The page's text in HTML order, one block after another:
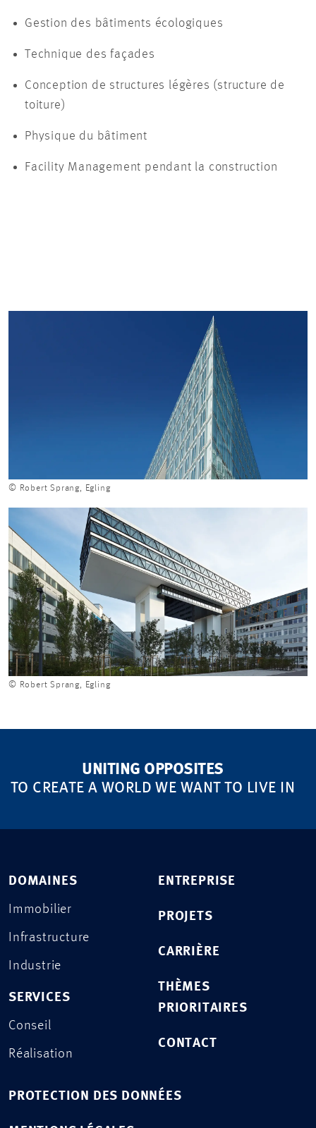
Gestion des bâtiments écologiques
Technique des façades
Conception de structures légères (structure de
toiture)
Physique du bâtiment
Facility Management pendant la construction
© Robert Sprang, Egling
© Robert Sprang, Egling
UNITING OPPOSITES
TO CREATE A WORLD WE WANT TO LIVE IN
DOMAINES
Immobilier
Infrastructure
Industrie
SERVICES
Conseil
Réalisation
ENTREPRISE
PROJETS
CARRIÈRE
THÈMES
PRIORITAIRES
CONTACT
PROTECTION DES DONNÉES